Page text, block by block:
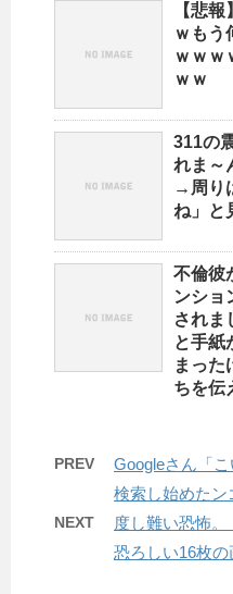
【悲
ｗもう
ｗｗｗ
ｗｗ
311の
れま～
→周り
ね」と
不倫彼
ンショ
されま
と手紙
まった
ちを伝
PREV
Googleさん「
検索し始めたン
NEXT
度し難い恐怖
恐ろしい16枚の